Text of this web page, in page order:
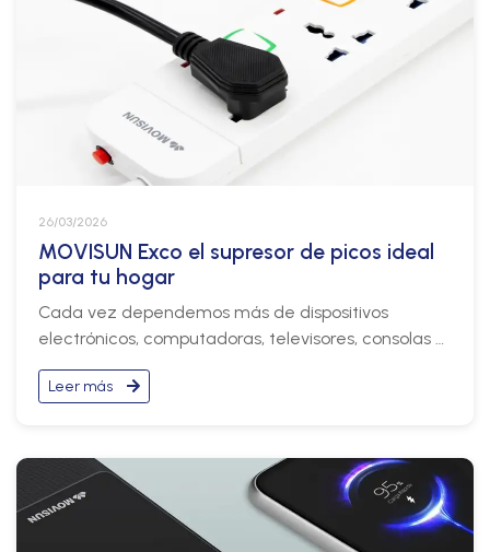
26/03/2026
MOVISUN Exco el supresor de picos ideal
para tu hogar
Cada vez dependemos más de dispositivos
electrónicos, computadoras, televisores, consolas y
cargadores, protegerlos ya no es un lujo, sino una
necesidad. Aquí es donde entran las extensiones
Leer más